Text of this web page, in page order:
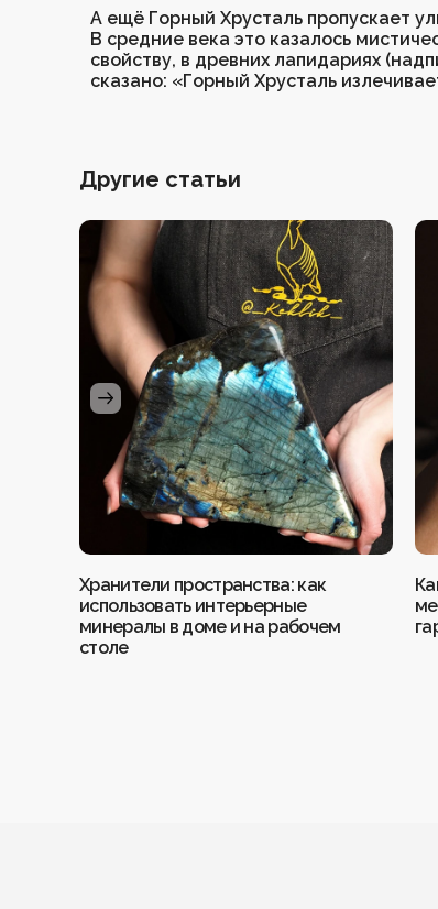
А ещё Горный Хрусталь пропускает
В средние века это казалось
свойству, в древних лапидариях
сказано: «Горный Хрусталь
Другие статьи
Хранители пространства: как
использовать интерьерные
минералы в доме и на рабочем
столе